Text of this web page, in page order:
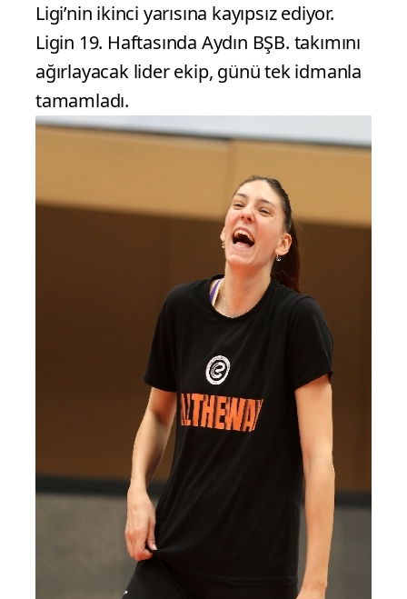
Ligi’nin ikinci yarısına kayıpsız ediyor.
Ligin 19. Haftasında Aydın BŞB. takımını
ağırlayacak lider ekip, günü tek idmanla
tamamladı.